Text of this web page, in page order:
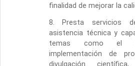
finalidad de mejorar la
8. Presta servicios
asistencia técnica y
temas como el
implementación de
divulgación científica,